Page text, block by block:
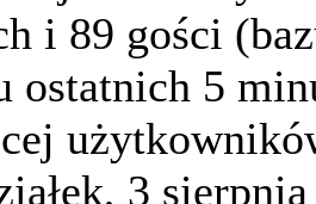
i 89 gości
ostatnich 5
3